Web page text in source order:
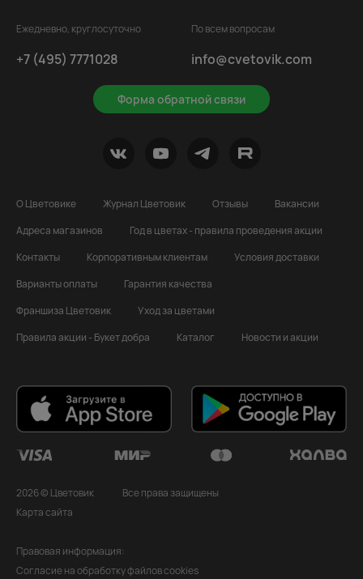
Ежедневно, круглосуточно
+7 (495) 7771028
Форма обратной связи
По всем вопросам
info@cvetovik.com
О Цветовике Журнал Цветовик Отзывы
Вакансии
Адреса магазинов
Год в цветах - правила проведения акции
Контакты
Корпоративным клиентам
Условия доставки
Варианты оплаты
Гарантия качества
Франшиза Цветовик
Уход за цветами
Правила акции - Букет добра
Каталог Новости и акции
2026 © Цветовик
Все права защищены
Карта сайта
Правовая информация:
Согласие на обработку файлов cookies